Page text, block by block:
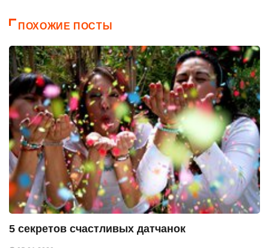
ПОХОЖИЕ ПОСТЫ
5 секретов счастливых датчанок